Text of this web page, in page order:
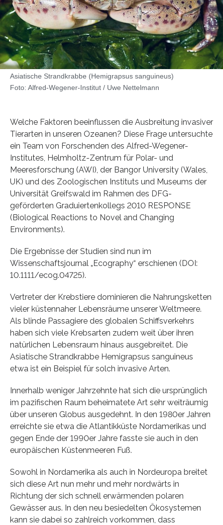
Asiatische Strandkrabbe (Hemigrapsus sanguineus)
Foto: Alfred-Wegener-Institut / Uwe Nettelmann
Welche Faktoren beeinflussen die Ausbreitung invasiver
Tierarten in unseren Ozeanen? Diese Frage untersuchte
ein Team von Forschenden des Alfred-Wegener-
Institutes, Helmholtz-Zentrum für Polar- und
Meeresforschung (AWI), der Bangor University (Wales,
UK) und des Zoologischen Instituts und Museums der
Universität Greifswald im Rahmen des DFG-
geförderten Graduiertenkollegs 2010 RESPONSE
(Biological Reactions to Novel and Changing
Environments).
Die Ergebnisse der Studien sind nun im
Wissenschaftsjournal „Ecography“ erschienen (DOI:
10.1111/ecog.04725).
Vertreter der Krebstiere dominieren die Nahrungsketten
vieler küstennaher Lebensräume unserer Weltmeere.
Als blinde Passagiere des globalen Schiffsverkehrs
haben sich viele Krebsarten zudem weit über ihren
natürlichen Lebensraum hinaus ausgebreitet. Die
Asiatische Strandkrabbe Hemigrapsus sanguineus
etwa ist ein Beispiel für solch invasive Arten.
Innerhalb weniger Jahrzehnte hat sich die ursprünglich
im pazifischen Raum beheimatete Art sehr weiträumig
über unseren Globus ausgedehnt. In den 1980er Jahren
erreichte sie etwa die Atlantikküste Nordamerikas und
gegen Ende der 1990er Jahre fasste sie auch in den
europäischen Küstenmeeren Fuß.
Sowohl in Nordamerika als auch in Nordeuropa breitet
sich diese Art nun mehr und mehr nordwärts in
Richtung der sich schnell erwärmenden polaren
Gewässer aus. In den neu besiedelten Ökosystemen
kann sie dabei so zahlreich vorkommen, dass